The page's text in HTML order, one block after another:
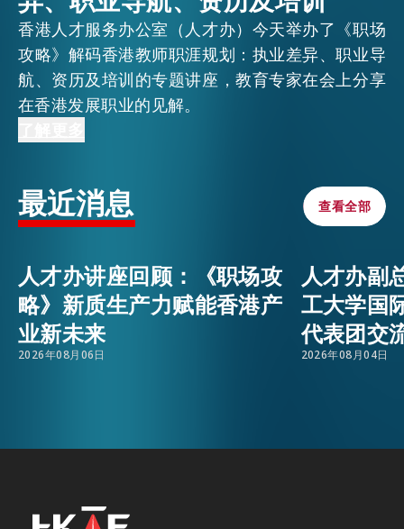
就业资讯
在港营商
关于我们
常见问题
联络我们
LINKEDIN
WHATSAPP
EMAIL
香港人才服务办公室（人才办）今天举办了《职场
攻略》解码香港教师职涯规划：执业差异、职业导
航、资历及培训的专题讲座，教育专家在会上分享
在香港发展职业的见解。
时，他们探讨了心理学领域的职业发展路径，并针
对相关资格认证要求提供了清晰指引，协助人才了
错过了讲座直播？按此观看完整回放。
最近消息 查看全部
查看全部
人才办讲座回顾：《职场攻
略》新质生产力赋能香港产
业新未来
2026年08月06日
人才办副
工大学国
代表团交
2026年08月04日